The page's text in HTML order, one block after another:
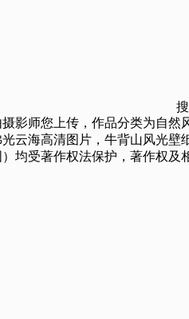
影师您上传，作品分类为自
云海高清图片，牛背山风光
均受著作权法保护，著作权